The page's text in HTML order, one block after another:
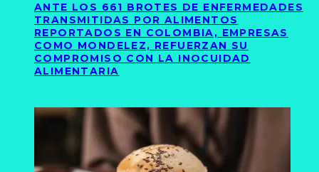
ANTE LOS 661 BROTES DE ENFERMEDADES
TRANSMITIDAS POR ALIMENTOS
REPORTADOS EN COLOMBIA, EMPRESAS
COMO MONDELEZ, REFUERZAN SU
COMPROMISO CON LA INOCUIDAD
ALIMENTARIA